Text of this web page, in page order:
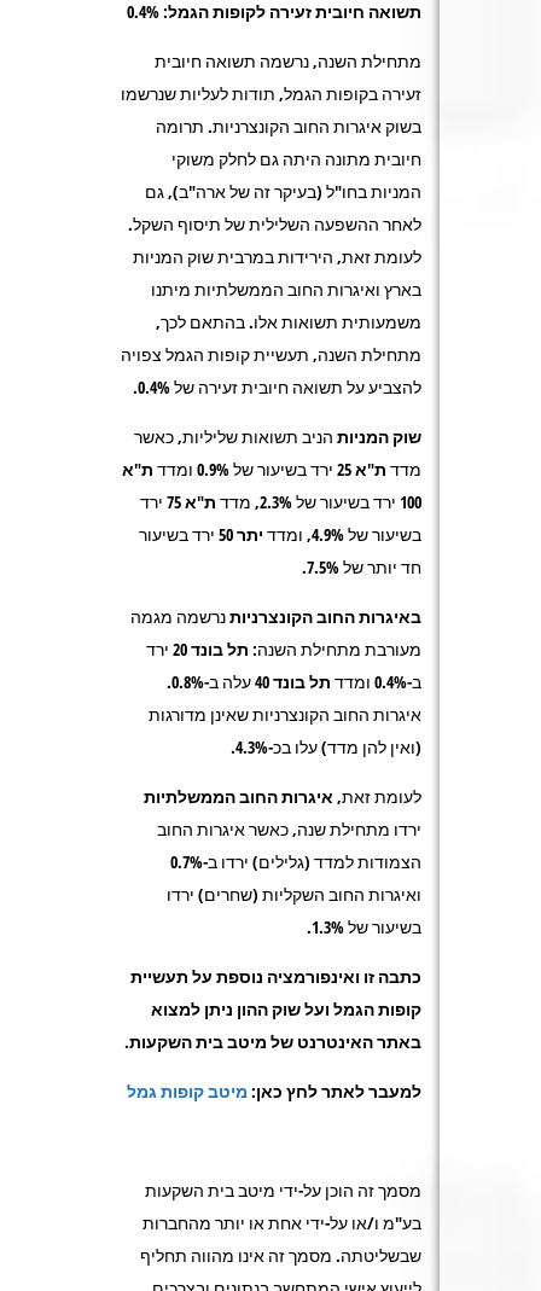
תשואה חיובית זעירה לקופות הגמל: 0.4%
מתחילת השנה, נרשמה תשואה חיובית
זעירה בקופות הגמל, תודות לעליות שנרשמו
בשוק איגרות החוב הקונצרניות. תרומה
חיובית מתונה היתה גם לחלק משוקי
המניות בחו"ל (בעיקר זה של ארה"ב), גם
לאחר ההשפעה השלילית של תיסוף השקל.
לעומת זאת, הירידות במרבית שוק המניות
בארץ ואיגרות החוב הממשלתיות מיתנו
משמעותית תשואות אלו. בהתאם לכך,
מתחילת השנה, תעשיית קופות הגמל צפויה
להצביע על תשואה חיובית זעירה של 0.4%.
שוק המניות הניב תשואות שליליות, כאשר
מדד ת"א25 ירד בשיעור של 0.9% ומדד
ת"א
100 ירד בשיעור של 2.3%, מדד ת"א 75
ירד
בשיעור של 4.9%, ומדד
יתר 50
ירד בשיעור
חד יותר של 7.5%.
באיגרות החוב הקונצרניותנרשמה מגמה
מעורבת מתחילת השנה: תל בונד 20
ירד
ב-0.4% ומדד
תל בונד 40
עלה ב-0.8%.
איגרות החוב הקונצרניות שאינן מדורגות
(ואין להן מדד) עלו בכ-4.3%.
לעומת זאת, איגרות החוב הממשלתיות
ירדו מתחילת שנה, כאשר איגרות החוב
הצמודות למדד (גלילים) ירדו ב-0.7%
ואיגרות החוב השקליות (שחרים) ירדו
בשיעור של 1.3%.
כתבה זו ואינפורמציה נוספת על תעשיית
קופות הגמל ועל שוק ההון ניתן למצוא
באתר האינטרנט של מיטב בית השקעות.
למעבר לאתר לחץ כאן: מיטב קופות גמל
מסמך זה הוכן על-ידי מיטב בית השקעות
בע"מ ו/או על-ידי אחת או יותר מהחברות
שבשליטתה. מסמך זה אינו מהווה תחליף